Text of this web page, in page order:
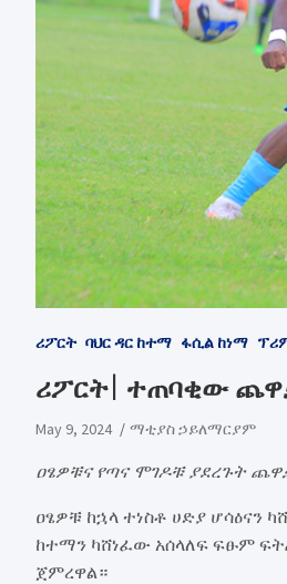
ሪፖርት ባህር ዳር ከተማ ፋሲል ከነማ
ሪፖርት| ተጠባቂው
May 9, 2024 ማቲያስ ኃይለማርያም
ዐፄዎቹና የጣና ሞገዶቹ ያደረጉት
ዐፄዎቹ ከኋላ ተነስቶ ሀድያ ሆሳዕናን
ከተማን ካሸነፈው አሰላለፍ ፍፁም
ጀምረዋል።